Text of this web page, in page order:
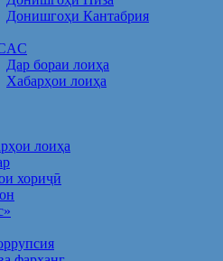
Донишгоҳи Кантабрия
Дар бораи лоиҳа
Хабарҳои лоиҳа
лоиҳа
хориҷӣ